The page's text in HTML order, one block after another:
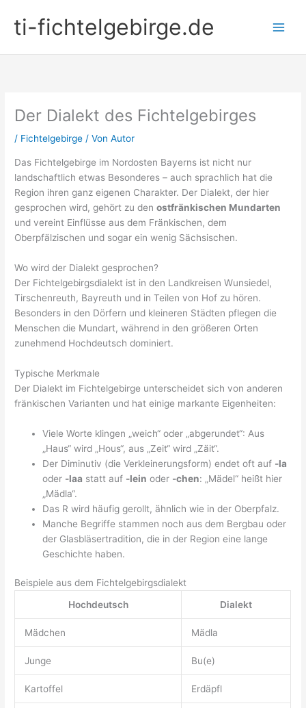
Inhalt
springenti-fichtelgebirge.de
Der Dialekt des Fichtelgebirges
/ Fichtelgebirge / VonAutor
Das Fichtelgebirge im Nordosten Bayerns ist nicht nur
landschaftlich etwas Besonderes – auch sprachlich hat die
Region ihren ganz eigenen Charakter. Der Dialekt, der hier
gesprochen wird, gehört zu denostfränkischen Mundarten
und vereint Einflüsse aus dem Fränkischen, dem
Oberpfälzischen und sogar ein wenig Sächsischen.
Wo wird der Dialekt gesprochen?
Der Fichtelgebirgsdialekt ist in den Landkreisen Wunsiedel,
Tirschenreuth, Bayreuth und in Teilen von Hof zu hören.
Besonders in den Dörfern und kleineren Städten pflegen die
Menschen die Mundart, während in den größeren Orten
zunehmend Hochdeutsch dominiert.
Typische Merkmale
Der Dialekt im Fichtelgebirge unterscheidet sich von anderen
fränkischen Varianten und hat einige markante Eigenheiten:
Viele Worte klingen „weich“ oder „abgerundet“: Aus
„Haus“ wird „Hous“, aus „Zeit“ wird „Zäit“.
Der Diminutiv (die Verkleinerungsform) endet oft auf -la
oder -laa statt auf -lein oder -chen: „Mädel“ heißt hier
„Mädla“.
Das R wird häufig gerollt, ähnlich wie in der Oberpfalz.
Manche Begriffe stammen noch aus dem Bergbau oder
der Glasbläsertradition, die in der Region eine lange
Geschichte haben.
Beispiele aus dem Fichtelgebirgsdialekt
Hochdeutsch
Dialekt
Mädchen Mädla
Junge Bu(e)
Kartoffel Erdäpfl